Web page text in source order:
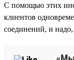
С помощью этих
клиентов
соединений, и